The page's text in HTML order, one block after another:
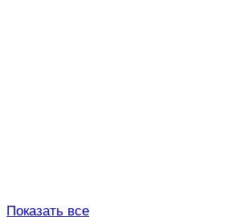
Показать все